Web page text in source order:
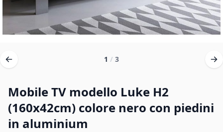
1 / 3
Mobile TV modello Luke H2
(160x42cm) colore nero con piedini
in aluminium